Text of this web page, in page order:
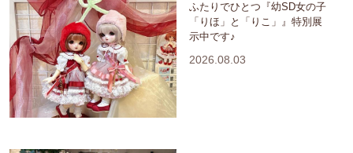
ふたりでひとつ『幼SD女の子
「りほ」と「りこ」』特別展
示中です♪
2026.08.03